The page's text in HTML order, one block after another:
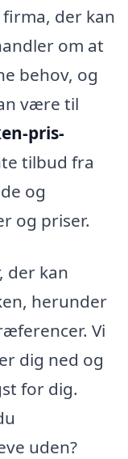
der kan
om at
behov, og
være til
pris-
tilbud fra
og
og priser.
der kan
herunder
Vi
dig ned og
for dig.
uden?